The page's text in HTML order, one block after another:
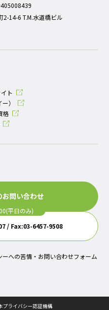
14-6 T.M.水道橋ビル
ト
）
格
お問い合わせ
/ Fax:03-6457-9508
ーへの苦情・お問い合わせフォーム
ライバシー認証機構